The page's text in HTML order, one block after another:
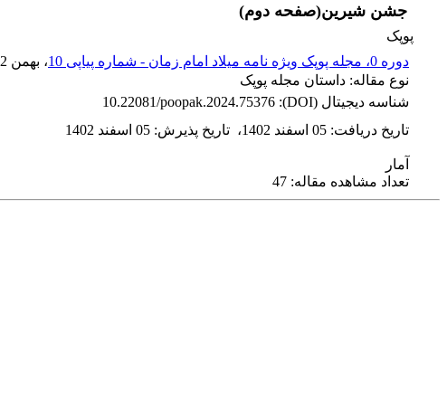
جشن شیرین(صفحه دوم)
پوپک
دوره 0، مجله پوپک ویژه نامه میلاد امام زمان - شماره پیاپی 10
، بهمن 1372
نوع مقاله: داستان مجله پوپک
شناسه دیجیتال (DOI):
10.22081/poopak.2024.75376
تاریخ دریافت: 05 اسفند 1402 ، تاریخ پذیرش: 05 اسفند 1402
آمار
تعداد مشاهده مقاله: 47